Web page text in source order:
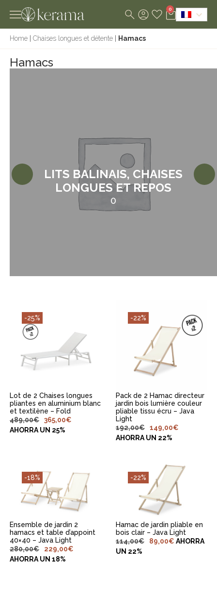
0
Home Chaises longues et détente Hamacs
Hamacs
LITS BALINAIS, CHAISES
LONGUES ET REPOS
0
-25%
AJOUTER AU
PANIER
Lot de 2 Chaises longues
pliantes en aluminium blanc
et textilène – Fold
489,00€ 365,00€
AHORRA UN 25%
-22%
AJOUTER AU
PANIER
Pack de 2 Hamac directeur
jardin bois lumière couleur
pliable tissu écru – Java
Light
192,00€ 149,00€
AHORRA UN 22%
-18%
AJOUTER AU
PANIER
Ensemble de jardin 2
hamacs et table d’appoint
40×40 – Java Light
280,00€ 229,00€
AHORRA UN 18%
-22%
AJOUTER AU
PANIER
Hamac de jardin pliable en
bois clair – Java Light
114,00€ 89,00€ AHORRA
UN 22%